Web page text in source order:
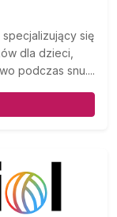
się
dla dzieci,
podczas snu....